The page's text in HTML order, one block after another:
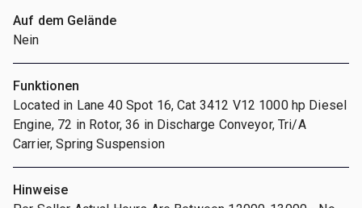
Auf dem Gelände
Nein
Funktionen
Located in Lane 40 Spot 16, Cat 3412 V12 1000 hp Diesel
Engine, 72 in Rotor, 36 in Discharge Conveyor, Tri/A
Carrier, Spring Suspension
Hinweise